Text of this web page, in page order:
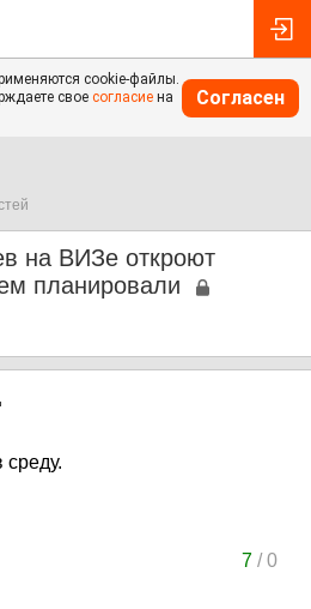
cookie-файлы.
свое согласие на
Согласен
на ВИЗе откроют
планировали
7/0